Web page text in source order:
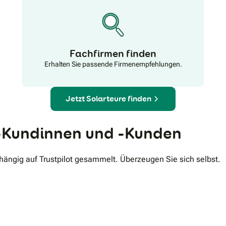
Fachfirmen finden
Erhalten Sie passende Firmenempfehlungen.
Jetzt Solarteure finden
und -Kunden
auf Trustpilot gesammelt. Überzeugen Sie sich selbst.